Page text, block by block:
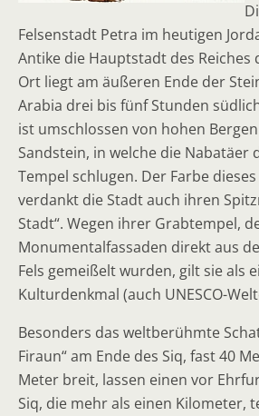
Felsenstadt Petra im heutigen
Antike die Hauptstadt des Reiches
Ort liegt am äußeren Ende der
Arabia drei bis fünf Stunden
ist umschlossen von hohen
Sandstein, in welche die Nabatäer
Tempel schlugen. Der Farbe
verdankt die Stadt auch ihren
Stadt“. Wegen ihrer Grabtempel,
Monumentalfassaden direkt aus
Fels gemeißelt wurden, gilt sie als
Kulturdenkmal (auch UNESCO-
Besonders das weltberühmte
Firaun“ am Ende des Siq, fast 40
Meter breit, lassen einen vor
Siq, die mehr als einen Kilometer,